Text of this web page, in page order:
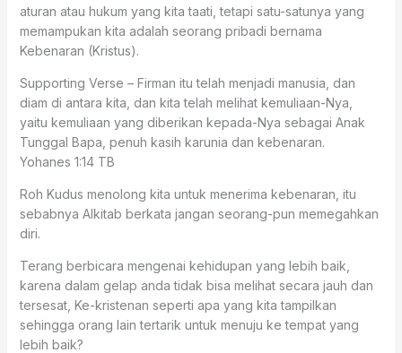
aturan atau hukum yang kita taati, tetapi satu-satunya yang
memampukan kita adalah seorang pribadi bernama
Kebenaran (Kristus).
Supporting Verse – Firman itu telah menjadi manusia, dan
diam di antara kita, dan kita telah melihat kemuliaan-Nya,
yaitu kemuliaan yang diberikan kepada-Nya sebagai Anak
Tunggal Bapa, penuh kasih karunia dan kebenaran.
Yohanes 1:14 TB
Roh Kudus menolong kita untuk menerima kebenaran, itu
sebabnya Alkitab berkata jangan seorang-pun memegahkan
diri.
Terang berbicara mengenai kehidupan yang lebih baik,
karena dalam gelap anda tidak bisa melihat secara jauh dan
tersesat, Ke-kristenan seperti apa yang kita tampilkan
sehingga orang lain tertarik untuk menuju ke tempat yang
lebih baik?